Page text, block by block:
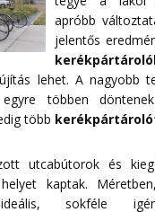
apróbb
jelentős
lehet. A nagyobb
többen
több
utcabútorok és
kaptak.
sokféle